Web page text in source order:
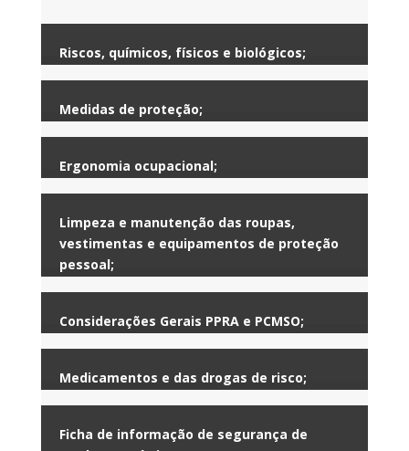
Riscos, químicos, físicos e biológicos;
Medidas de proteção;
Ergonomia ocupacional;
Limpeza e manutenção das roupas,
vestimentas e equipamentos de proteção
pessoal;
Considerações Gerais PPRA e PCMSO;
Medicamentos e das drogas de risco;
Ficha de informação de segurança de